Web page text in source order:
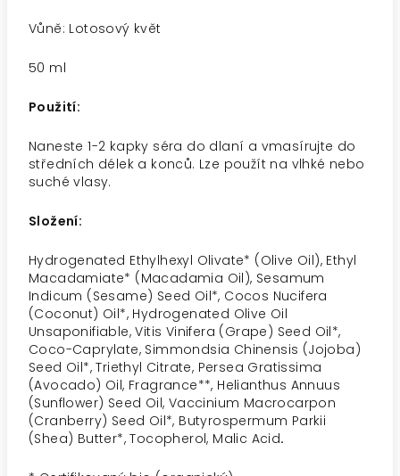
Vůně: Lotosový květ
50 ml
Použití:
Naneste 1-2 kapky séra do dlaní a vmasírujte do
středních délek a konců. Lze použít na vlhké nebo
suché vlasy.
Složení:
Hydrogenated Ethylhexyl Olivate* (Olive Oil), Ethyl
Macadamiate* (Macadamia Oil), Sesamum
Indicum (Sesame) Seed Oil*, Cocos Nucifera
(Coconut) Oil*, Hydrogenated Olive Oil
Unsaponifiable, Vitis Vinifera (Grape) Seed Oil*,
Coco-Caprylate, Simmondsia Chinensis (Jojoba)
Seed Oil*, Triethyl Citrate, Persea Gratissima
(Avocado) Oil, Fragrance**, Helianthus Annuus
(Sunflower) Seed Oil, Vaccinium Macrocarpon
(Cranberry) Seed Oil*, Butyrospermum Parkii
(Shea) Butter*, Tocopherol, Malic Acid.